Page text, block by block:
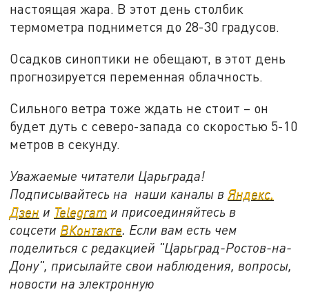
настоящая жара. В этот день столбик
термометра поднимется до 28-30 градусов.
Осадков синоптики не обещают, в этот день
прогнозируется переменная облачность.
Сильного ветра тоже ждать не стоит – он
будет дуть с северо-запада со скоростью 5-10
метров в секунду.
Уважаемые читатели Царьграда!
Подписывайтесь на наши каналы в Яндекс.
Дзен и Telegram и присоединяйтесь в
соцсети ВКонтакте . Если вам есть чем
поделиться с редакцией "Царьград-Ростов-на-
Дону", присылайте свои наблюдения, вопросы,
новости на электронную